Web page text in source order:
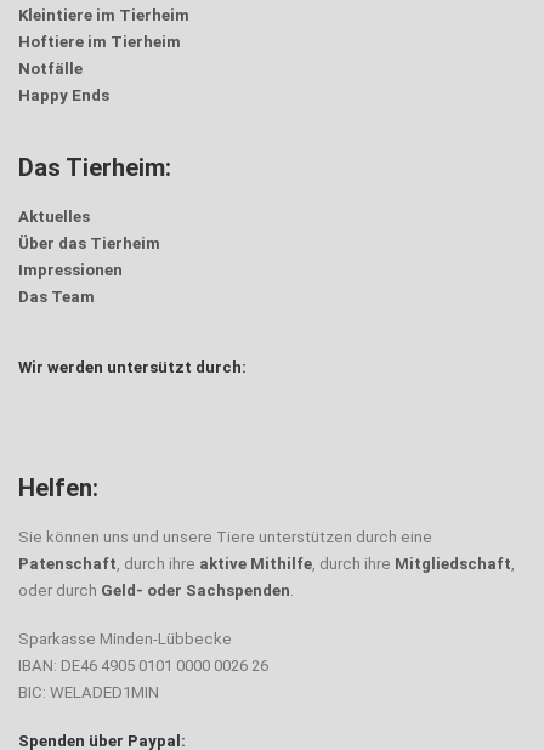
Kleintiere im Tierheim
Hoftiere im Tierheim
Notfälle
Happy Ends
Das Tierheim:
Aktuelles
Über das Tierheim
Impressionen
Das Team
Wir werden untersützt durch:
Helfen:
Sie können uns und unsere Tiere unterstützen durch eine
Patenschaft, durch ihre aktive Mithilfe, durch ihre Mitgliedschaft,
oder durch Geld- oder Sachspenden.
Sparkasse Minden-Lübbecke
IBAN: DE46 4905 0101 0000 0026 26
BIC: WELADED1MIN
Spenden über Paypal: